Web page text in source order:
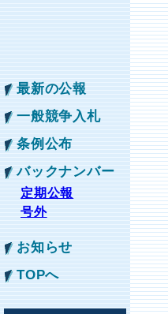
最新の公報
一般競争入札
条例公布
バックナンバー
定期公報
号外
お知らせ
TOPへ